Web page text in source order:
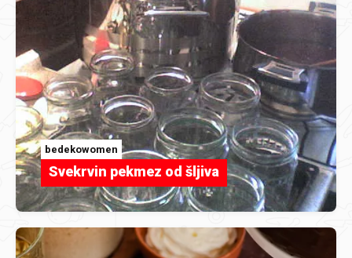
bedekowomen
Svekrvin pekmez od šljiva